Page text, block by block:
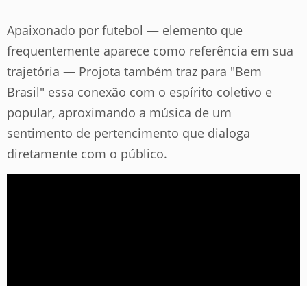
Apaixonado por futebol — elemento que
frequentemente aparece como referência em sua
trajetória — Projota também traz para "Bem
Brasil" essa conexão com o espírito coletivo e
popular, aproximando a música de um
sentimento de pertencimento que dialoga
diretamente com o público.